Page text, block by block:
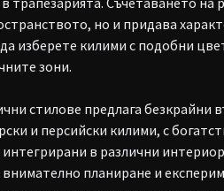
но и придава
изберете килими с подобни
зони.
стилове предлага безкрайни
и персийски килими, с
в различни
планиране и